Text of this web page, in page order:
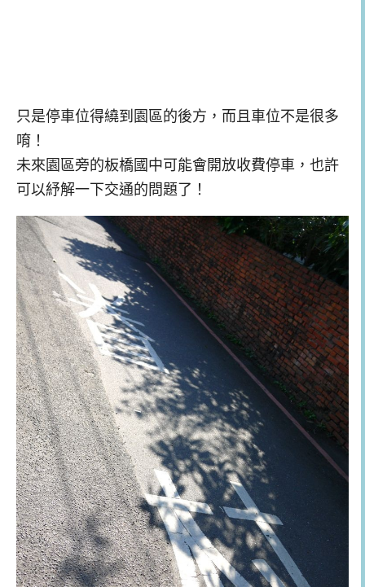
只是停車位得繞到園區的後方，而且車位不是很多
唷！
未來園區旁的板橋國中可能會開放收費停車，也許
可以紓解一下交通的問題了！